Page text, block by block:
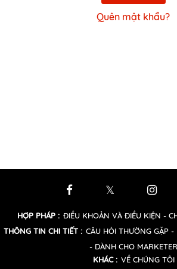
Quên mật khẩu?
HỢP PHÁP : ĐIỀU KHOẢN VÀ ĐIỀU KIỆN -
THÔNG TIN CHI TIẾT : CÂU HỎI THƯỜNG GẶP -
- DÀNH CHO MARKETER
KHÁC : VỀ CHÚNG TÔI